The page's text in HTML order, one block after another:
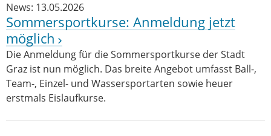
News: 13.05.2026
Sommersportkurse: Anmeldung jetzt
möglich
Die Anmeldung für die Sommersportkurse der Stadt
Graz ist nun möglich. Das breite Angebot umfasst Ball-,
Team-, Einzel- und Wassersportarten sowie heuer
erstmals Eislaufkurse.